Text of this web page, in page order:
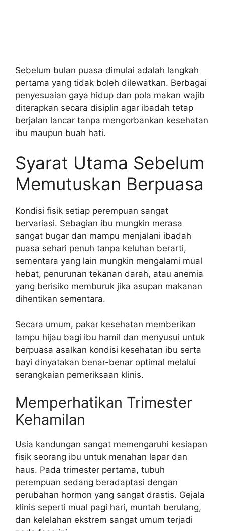
Sebelum bulan puasa dimulai adalah langkah
pertama yang tidak boleh dilewatkan. Berbagai
penyesuaian gaya hidup dan pola makan wajib
diterapkan secara disiplin agar ibadah tetap
berjalan lancar tanpa mengorbankan kesehatan
ibu maupun buah hati.
Syarat Utama Sebelum
Memutuskan Berpuasa
Kondisi fisik setiap perempuan sangat
bervariasi. Sebagian ibu mungkin merasa
sangat bugar dan mampu menjalani ibadah
puasa sehari penuh tanpa keluhan berarti,
sementara yang lain mungkin mengalami mual
hebat, penurunan tekanan darah, atau anemia
yang berisiko memburuk jika asupan makanan
dihentikan sementara.
Secara umum, pakar kesehatan memberikan
lampu hijau bagi ibu hamil dan menyusui untuk
berpuasa asalkan kondisi kesehatan ibu serta
bayi dinyatakan benar-benar optimal melalui
serangkaian pemeriksaan klinis.
Memperhatikan Trimester
Kehamilan
Usia kandungan sangat memengaruhi kesiapan
fisik seorang ibu untuk menahan lapar dan
haus. Pada trimester pertama, tubuh
perempuan sedang beradaptasi dengan
perubahan hormon yang sangat drastis. Gejala
klinis seperti mual pagi hari, muntah berulang,
dan kelelahan ekstrem sangat umum terjadi